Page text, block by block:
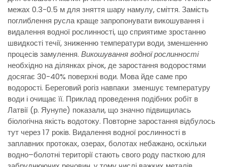
межах 0.3-0.5 м для зняття шару намулу, сміття. Замість
поглиблення русла краще запропонувати викошування і
видалення водної рослинності, що сприятиме зростанню
швидкості течії, зниженню температури води, зменшенню
процесів замулення. Викошування водної рослинності
необхідно на ділянках річок, де заростання водоростями
досягає 30-40% поверхні води. Мова йде саме про
водорості. Береговий рогіз навпаки зменшує температуру
води і очищає її. Приклад проведення подібних робіт в
Латвії (р. Яунупе) показали, що значно підвищилась
біологічна якість водотоку. Повторне заростання відбулось
тут через 17 років. Видалення водної рослинності в
заплавних протоках, озерах, болотах небажано, оскільки
водно–болотні території стають свого роду пасткою для